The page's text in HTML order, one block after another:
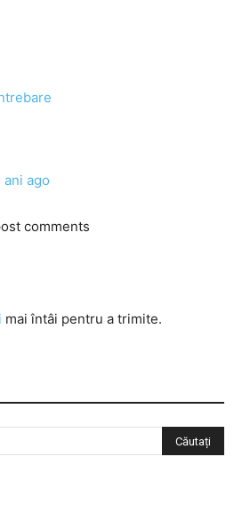
ani ago
comments
mai întâi pentru a trimite.